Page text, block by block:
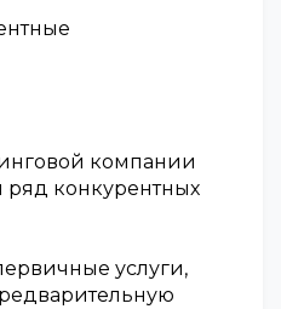
компании
ряд конкурентных
услуги,